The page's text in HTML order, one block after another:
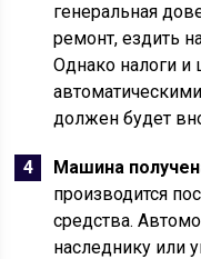
генеральная
ремонт, ездить
Однако налоги
должен будет
Машина
производится
средства.
наследнику или